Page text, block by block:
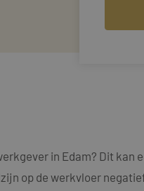
in Edam? Dit kan
op de werkvloer